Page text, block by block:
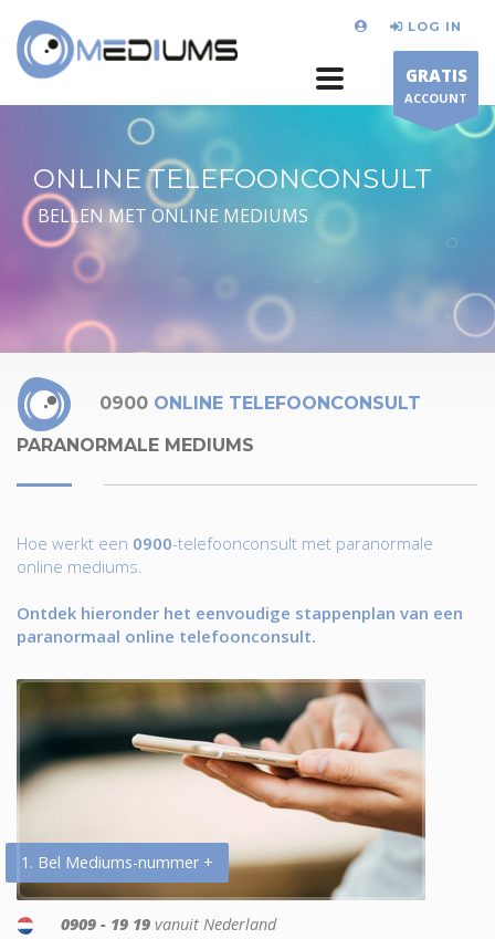
LOG IN
GRATIS
ACCOUNT
ONLINE TELEFOONCONSULT
BELLEN MET ONLINE MEDIUMS
0900 ONLINE TELEFOONCONSULT
PARANORMALE MEDIUMS
Hoe werkt een 0900-telefoonconsult met paranormale
online mediums.
Ontdek hieronder het eenvoudige stappenplan van een
paranormaal online telefoonconsult.
1. Bel Mediums-nummer +
0909 - 19 19 vanuit Nederland